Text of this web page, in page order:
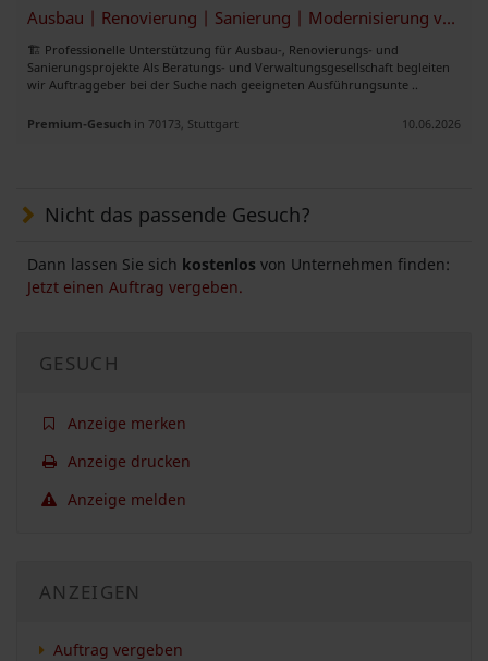
Ausbau | Renovierung | Sanierung | Modernisierung von Bestandsobjekten
🏗️ Professionelle Unterstützung für Ausbau-, Renovierungs- und
Sanierungsprojekte Als Beratungs- und Verwaltungsgesellschaft begleiten
wir Auftraggeber bei der Suche nach geeigneten Ausführungsunte ..
Premium-Gesuch in 70173, Stuttgart 10.06.2026
Nicht das passende Gesuch?
Dann lassen Sie sich kostenlos von Unternehmen finden:
Jetzt einen Auftrag vergeben.
GESUCH
Anzeige merken
Anzeige drucken
Anzeige melden
ANZEIGEN
Auftrag vergeben